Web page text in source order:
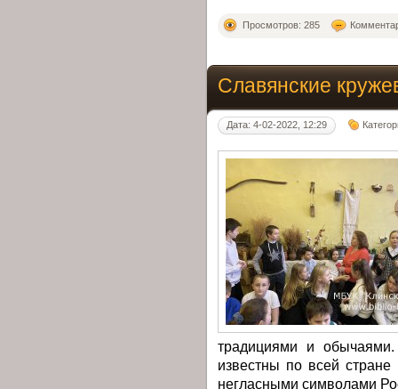
Просмотров: 285
Славянские
Дата: 4-02-2022, 12:29
традициями и
известны по всей
негласными символами